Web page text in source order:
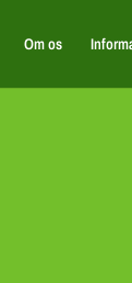
Om os